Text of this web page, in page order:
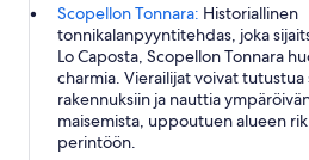
Scopellon Tonnara: Historiallinen
tonnikalanpyyntitehdas, joka
Lo Caposta, Scopellon Tonnara
charmia. Vierailijat voivat tutustua
rakennuksiin ja nauttia
maisemista, uppoutuen alueen
perintöön.